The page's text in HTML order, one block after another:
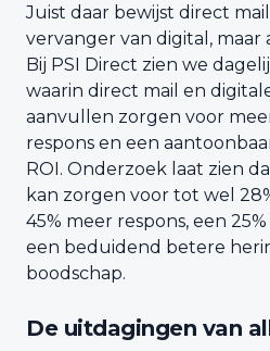
Juist daar bewijst direct
vervanger van digital, maar
Bij PSI Direct zien we
waarin direct mail en
aanvullen zorgen voor
respons en een
ROI. Onderzoek laat zien
kan zorgen voor tot wel
45% meer respons, een
een beduidend betere
boodschap.
De uitdagingen van